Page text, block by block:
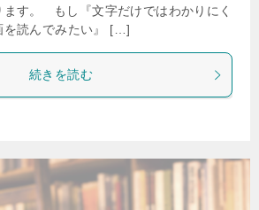
ます。 もし『文字だけではわかりにく
を読んでみたい』 […]
続きを読む